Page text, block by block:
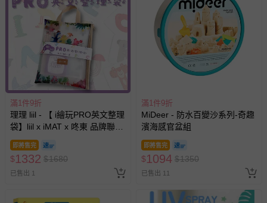
滿1件9折
理理 liil - 【 i繪玩PRO英文整理
袋】liil x iMAT x 咚東 品牌聯名
商品 (一組)
即將售完
$1332 $1680
已售出 1
滿1件9折
MiDeer - 防水百變沙系列-奇趣
濱海感官盆組
即將售完
$1094 $1350
已售出 11